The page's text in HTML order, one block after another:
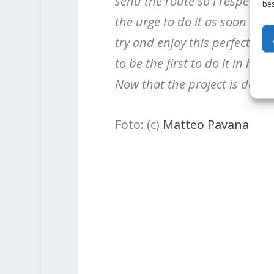
the urge to do it as soon as
try and enjoy this perfect
to be the first to do it in
Now that the project is done I
Foto: (c) Matteo Pavana